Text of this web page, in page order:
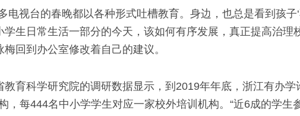
视台的春晚都以各种形式吐槽教育。身边，也总是看到孩子‘
学生日常生活一部分的今天，该如何有序发展，真正提高治
梅回到办公室修改着自己的建议。
科学研究院的调研数据显示，到2019年年底，浙江有办学
，每444名中小学学生对应一家校外培训机构。“近6成的学生